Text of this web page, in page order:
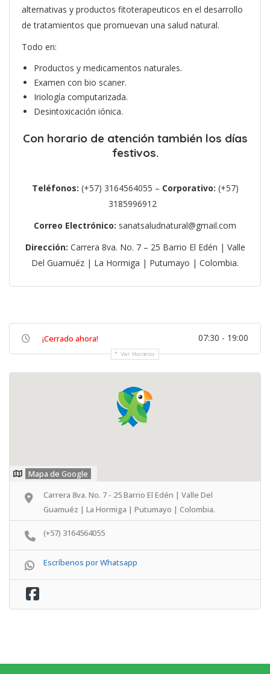
alternativas y productos fitoterapeuticos en el desarrollo
de tratamientos que promuevan una salud natural.
Todo en:
Productos y medicamentos naturales.
Examen con bio scaner.
Iriología computarizada.
Desintoxicación iónica.
Con horario de atención también los días
festivos.
Teléfonos: (+57) 3164564055 – Corporativo: (+57)
3185996912
Correo Electrónico: sanatsaludnatural@gmail.com
Dirección: Carrera 8va. No. 7 – 25 Barrio El Edén | Valle
Del Guamuéz | La Hormiga | Putumayo | Colombia.
¡Cerrado ahora! 07:30 - 19:00
Ver Horarios
Mapa de Google
Carrera 8va. No. 7 - 25 Barrio El Edén | Valle Del
Guamuéz | La Hormiga | Putumayo | Colombia.
(+57) 3164564055
Escríbenos por Whatsapp